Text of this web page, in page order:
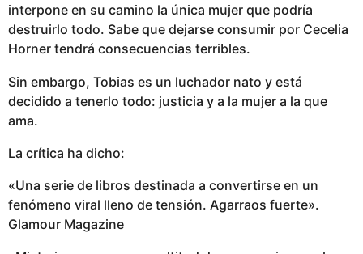
interpone en su camino la única mujer que podría
destruirlo todo. Sabe que dejarse consumir por Cecelia
Horner tendrá consecuencias terribles.
Sin embargo, Tobias es un luchador nato y está
decidido a tenerlo todo: justicia y a la mujer a la que
ama.
La crítica ha dicho:
«Una serie de libros destinada a convertirse en un
fenómeno viral lleno de tensión. Agarraos fuerte».
Glamour Magazine